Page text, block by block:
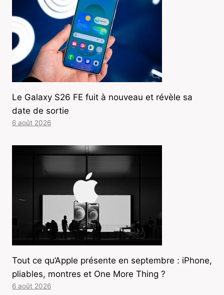
Le Galaxy S26 FE fuit à nouveau et révèle sa
date de sortie
6 août 2026
Tout ce qu’Apple présente en septembre : iPhone,
pliables, montres et One More Thing ?
6 août 2026